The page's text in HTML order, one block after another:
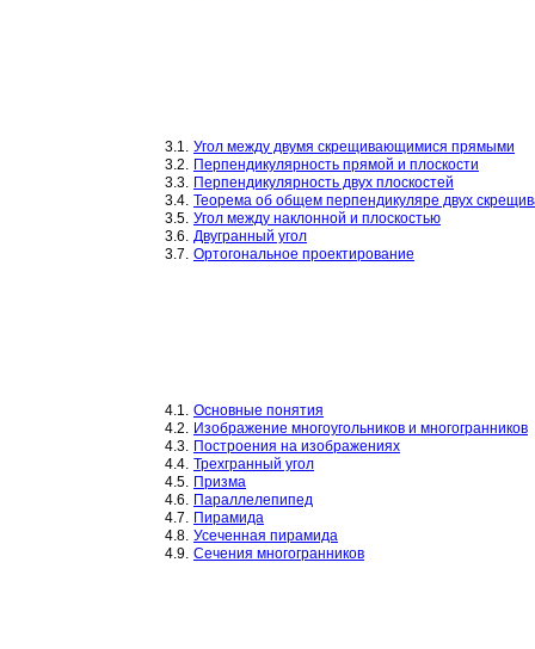
3.1. Угол между двумя скрещивающимися прямыми
3.2. Перпендикулярность прямой и плоскости
3.3. Перпендикулярность двух плоскостей
3.4. Теорема об общем перпендикуляре двух
3.5. Угол между наклонной и плоскостью
3.6. Двугранный угол
3.7. Ортогональное проектирование
4.1. Основные понятия
4.2. Изображение многоугольников и многогранников
4.3. Построения на изображениях
4.4. Трехгранный угол
4.5. Призма
4.6. Параллелепипед
4.7. Пирамида
4.8. Усеченная пирамида
4.9. Сечения многогранников